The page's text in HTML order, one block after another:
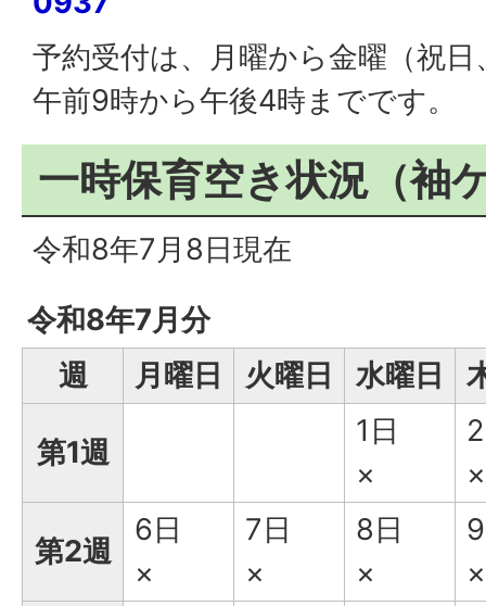
予約受付は、月曜から金曜（祝
午前9時から午後4時までです。
一時保育空き状況（袖
令和8年7月8日現在
令和8年7月分
週
月曜日 火曜日 水曜日
第1週
1日
×
×
第2週
6日
×
7日
×
8日
×
×